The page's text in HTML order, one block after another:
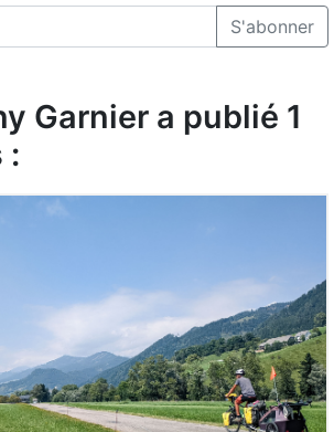
S'abonner
Garnier a publié 1
:
LIRE L'ARTICLE